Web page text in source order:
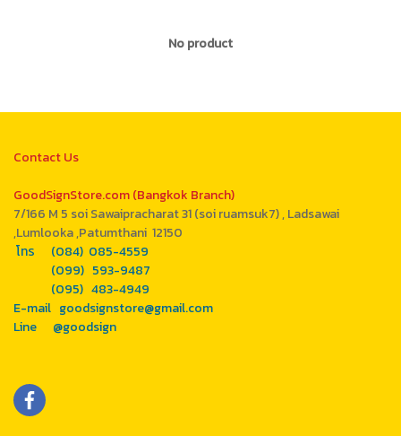
No product
Contact Us
GoodSignStore.com (Bangkok Branch)
7/166 M 5 soi Sawaipracharat 31 (soi ruamsuk7) , Ladsawai
,Lumlooka ,Patumthani 12150
โทร (084) 085-4559
(099) 593-9487
(095) 483-4949
E-mail goodsignstore@gmail.com
Line @goodsign